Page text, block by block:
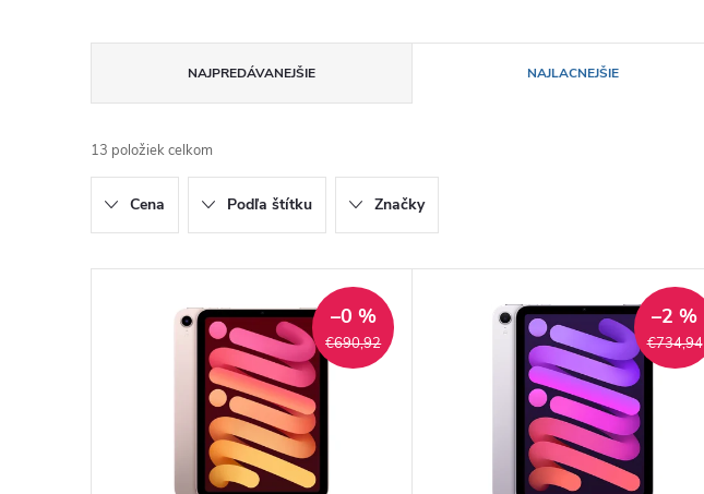
a
d
e
n
NAJPREDÁVANEJŠIE NAJLACNEJŠIE
13 položiek celkom
Cena Podľa štítku Značky
€690,92
–0 %
€734,94
–2 %